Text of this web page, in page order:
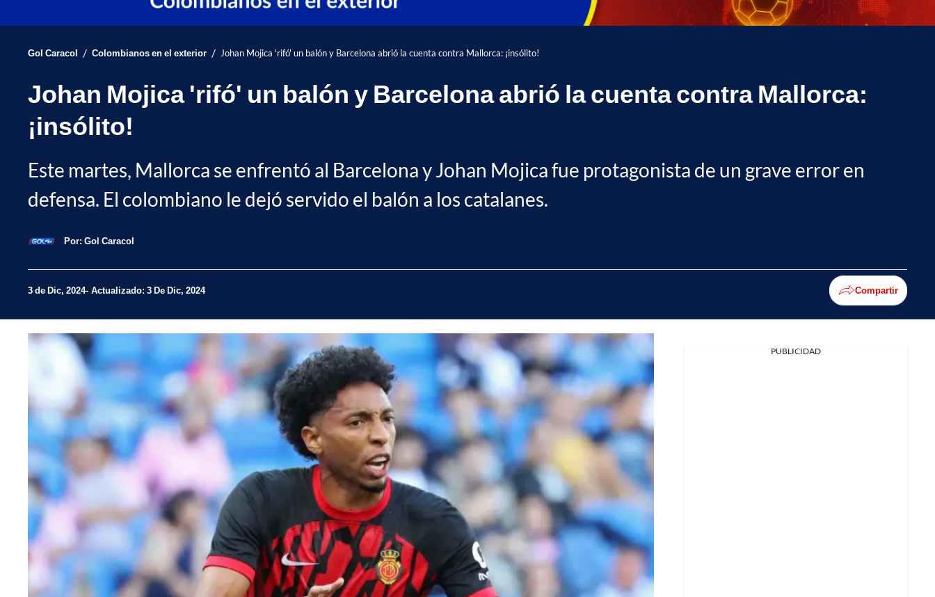
Gol Caracol / Colombianos en el exterior / Johan Mojica 'rifó' un balón y Barcelona abrió la cuenta contra Mallorca: ¡insólito!
Johan Mojica 'rifó' un balón y Barcelona abrió la cuenta contra Mallorca:
¡insólito!
Este martes, Mallorca se enfrentó al Barcelona y Johan Mojica fue protagonista de un grave error en
defensa. El colombiano le dejó servido el balón a los catalanes.
Por: Gol Caracol
3 de Dic, 2024 Actualizado: 3 De Dic, 2024 Compartir
PUBLICIDAD